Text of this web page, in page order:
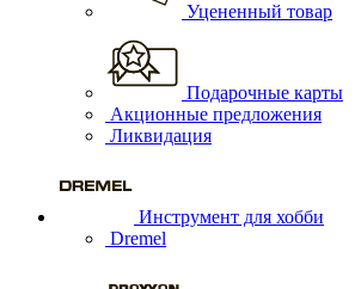
Уцененный товар
Подарочные карты
Акционные предложения
Ликвидация
Инструмент для хобби
Dremel